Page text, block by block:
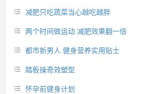
减肥只吃蔬菜当心越吃越胖
两个时间做运动 减肥效果翻一倍
都市新男人 健身营养实用贴士
踏板操奇效塑型
怀孕前健身计划